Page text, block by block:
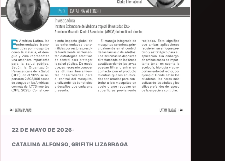
22 DE MAYO DE 2026·
CATALINA ALFONSO,GRIFITH LIZARRAGA